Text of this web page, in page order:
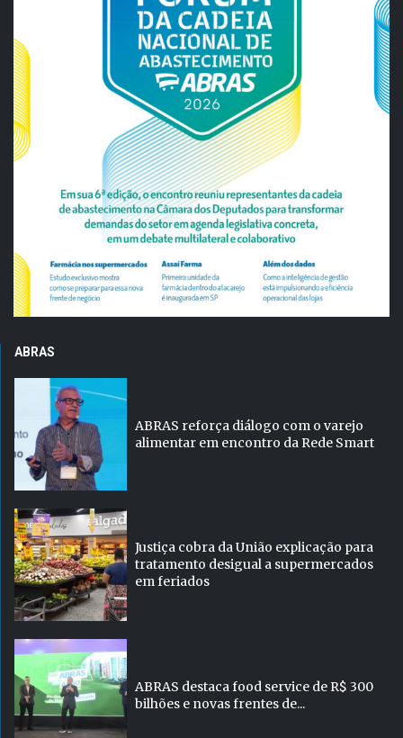
ABRAS
ABRAS reforça diálogo com o varejo
alimentar em encontro da Rede Smart
Justiça cobra da União explicação para
tratamento desigual a supermercados
em feriados
ABRAS destaca food service de R$ 300
bilhões e novas frentes de...